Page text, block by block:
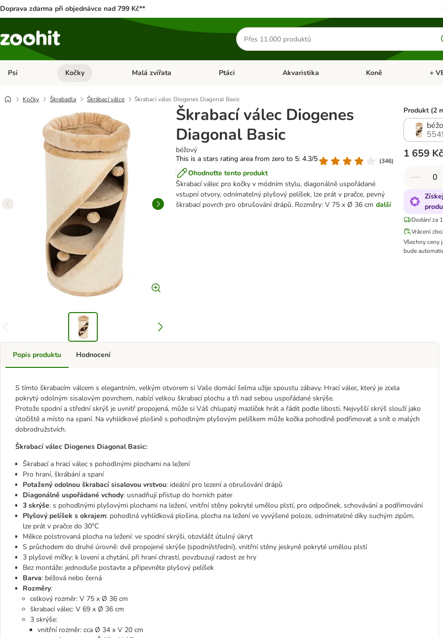
Doprava zdarma při objednávce nad 799 Kč**
Hledat
produkty
Psi Otevřít menu: Psi
Kočky Otevřít menu: Kočky
Malá zvířata Otevřít menu: Malá zvířata
Ptáci Otevřít menu: Ptáci
Akvaristika Otevřít menu: Akvaristika
Koně +
Kočky Škrabadla Škrábací válce Škrabací válec Diogenes Diagonal Basic
Škrabací válec Diogenes
Diagonal Basic
béžový
This is a stars rating area from zero to 5: 4.3/5
(346)
Ohodnoťte tento produkt
Škrabací válec pro kočky v módním stylu, diagonálně uspořádané
vstupní otvory, odnímatelný plyšový pelíšek, lze prát v pračce, pevný
škrabací povrch pro obrušování drápů. Rozměry: V 75 x Ø 36 cm další
Produkt (2
1 659 Kč
Dodání za
Vrácení
Všechny ceny
bude
Popis produktu
S tímto škrabacím válcem s elegantním, velkým otvorem si Vaše domácí šelma užije spoustu zábavy. Hrací válec, který je zcela
pokrytý odolným sisalovým povrchem, nabízí velkou škrabací plochu a tři nad sebou uspořádané skrýše.
Protože spodní a střední skrýš je uvnitř propojená, může si Váš chlupatý mazlíček hrát a řádit podle libosti. Nejvyšší skrýš slouží jako
útočiště a místo na spaní. Na vyhlídkové plošině s pohodlným plyšovým pelíškem může kočka pohodlně podřimovat a snít o malých
dobrodružstvích.
Škrabací válec Diogenes Diagonal Basic:
Škrabací a hrací válec s pohodlnými plochami na ležení
Pro hraní, škrábání a spaní
Potažený odolnou škrabací sisalovou vrstvou: ideální pro lezení a obrušování drápů
Diagonálně uspořádané vchody: usnadňují přístup do horních pater
3 skrýše: s pohodlnými plyšovými plochami na ležení, vnitřní stěny pokryté umělou plstí, pro odpočinek, schovávání a podřimování
Plyšový pelíšek s okrajem: pohodlná vyhlídková plošina, plocha na ležení ve vyvýšené poloze, odnímatelné díky suchým zipům,
lze prát v pračce do 30°C
Měkce polstrovaná plocha na ležení: ve spodní skrýši, obzvlášť útulný úkryt
S průchodem do druhé úrovně: dvě propojené skrýše (spodní/střední), vnitřní stěny jeskyně pokryté umělou plstí
3 plyšové míčky: k lovení a chytání, při hraní chrastí, povzbuzují radost ze hry
Bez montáže: jednoduše postavte a připevněte plyšový pelíšek
Barva: béžová nebo černá
Rozměry:
celkový rozměr: V 75 x Ø 36 cm
škrabací válec: V 69 x Ø 36 cm
3 skrýše:
vnitřní rozměr: cca Ø 34 x V 20 cm
Hodnocení